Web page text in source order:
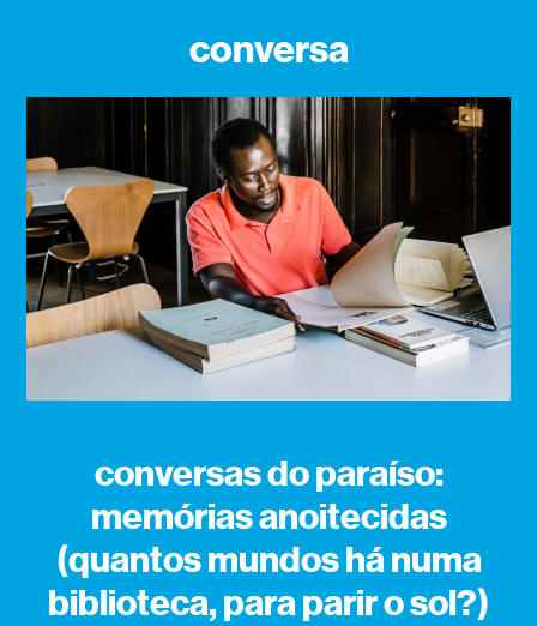
conversa
conversas do paraíso:
memórias anoitecidas
(quantos mundos há numa
biblioteca, para parir o sol?)